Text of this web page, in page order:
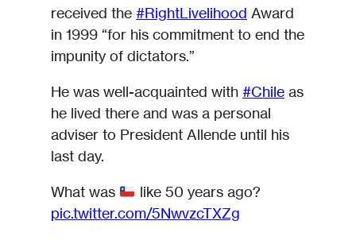
received the #RightLivelihood Award
in 1999 “for his commitment to end the
impunity of dictators.”
He was well-acquainted with #Chile as
he lived there and was a personal
adviser to President Allende until his
last day.
What was
like 50 years ago?
pic.twitter.com/5NwvzcTXZg